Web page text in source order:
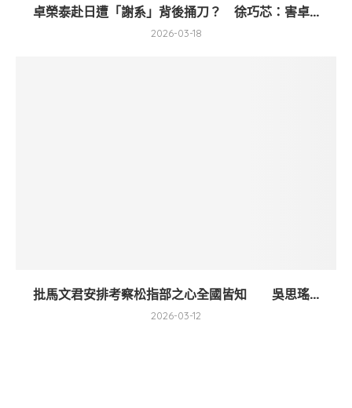
卓榮泰赴日遭「謝系」背後捅刀？ 徐巧芯：害卓...
2026-03-18
批馬文君安排考察松指部之心全國皆知 吳思瑤...
2026-03-12